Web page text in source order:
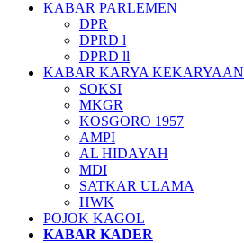
KABAR PARLEMEN
DPR
DPRD l
DPRD ll
KABAR KARYA KEKARYAAN
SOKSI
MKGR
KOSGORO 1957
AMPI
AL HIDAYAH
MDI
SATKAR ULAMA
HWK
POJOK KAGOL
KABAR KADER